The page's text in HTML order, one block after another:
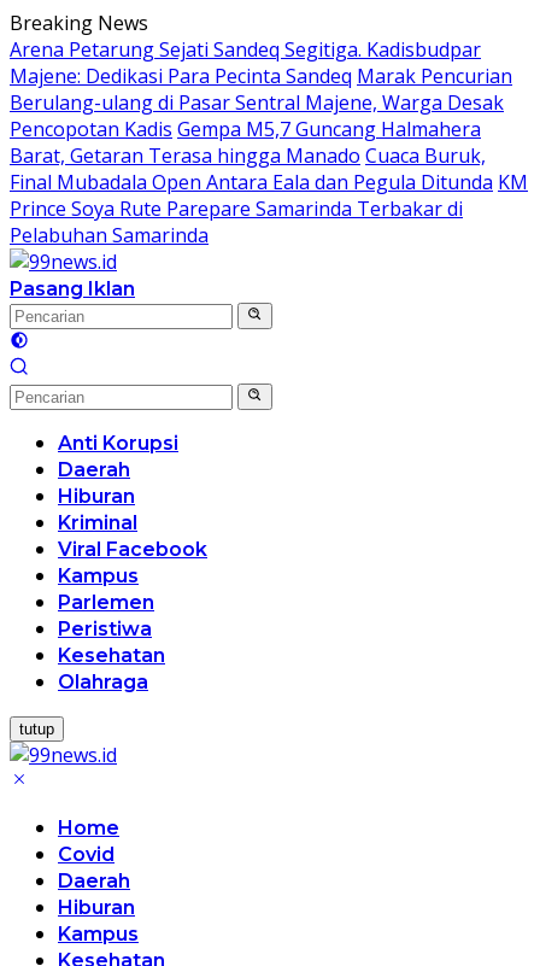
Langsung
ke
konten
Breaking News
Arena Petarung Sejati Sandeq Segitiga. Kadisbudpar
Majene: Dedikasi Para Pecinta Sandeq Marak Pencurian
Berulang-ulang di Pasar Sentral Majene, Warga Desak
Pencopotan Kadis Gempa M5,7 Guncang Halmahera
Barat, Getaran Terasa hingga Manado Cuaca Buruk,
Final Mubadala Open Antara Eala dan Pegula Ditunda KM
Prince Soya Rute Parepare Samarinda Terbakar di
Pelabuhan Samarinda
Pasang Iklan
Anti Korupsi
Daerah
Hiburan
Kriminal
Viral Facebook
Kampus
Parlemen
Peristiwa
Kesehatan
Olahraga
tutup
Home
Covid
Daerah
Hiburan
Kampus
Kesehatan